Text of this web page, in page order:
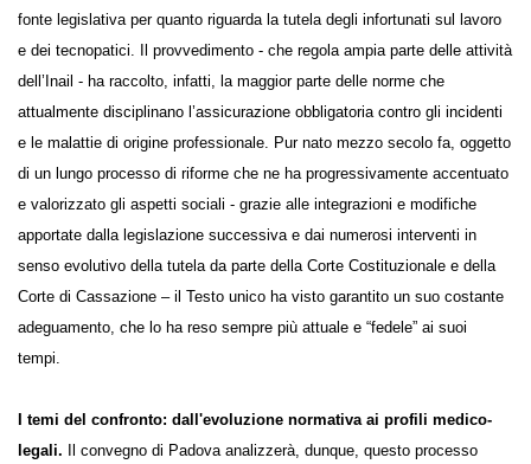
fonte legislativa per quanto riguarda la tutela degli infortunati sul lavoro
e dei tecnopatici. Il provvedimento - che regola ampia parte delle attività
dell’Inail - ha raccolto, infatti, la maggior parte delle norme che
attualmente disciplinano l’assicurazione obbligatoria contro gli incidenti
e le malattie di origine professionale. Pur nato mezzo secolo fa, oggetto
di un lungo processo di riforme che ne ha progressivamente accentuato
e valorizzato gli aspetti sociali - grazie alle integrazioni e modifiche
apportate dalla legislazione successiva e dai numerosi interventi in
senso evolutivo della tutela da parte della Corte Costituzionale e della
Corte di Cassazione – il Testo unico ha visto garantito un suo costante
adeguamento, che lo ha reso sempre più attuale e “fedele” ai suoi
tempi.
I temi del confronto: dall'evoluzione normativa ai profili medico-
legali.
Il convegno di Padova analizzerà, dunque, questo processo